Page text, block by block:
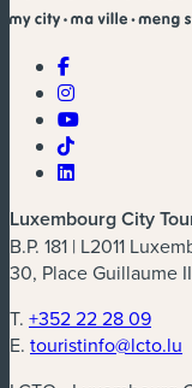
Luxembourg City
B.P. 181 | L2011
30, Place Guillaume
T. +352 22 28 09
E. touristinfo@lcto.lu